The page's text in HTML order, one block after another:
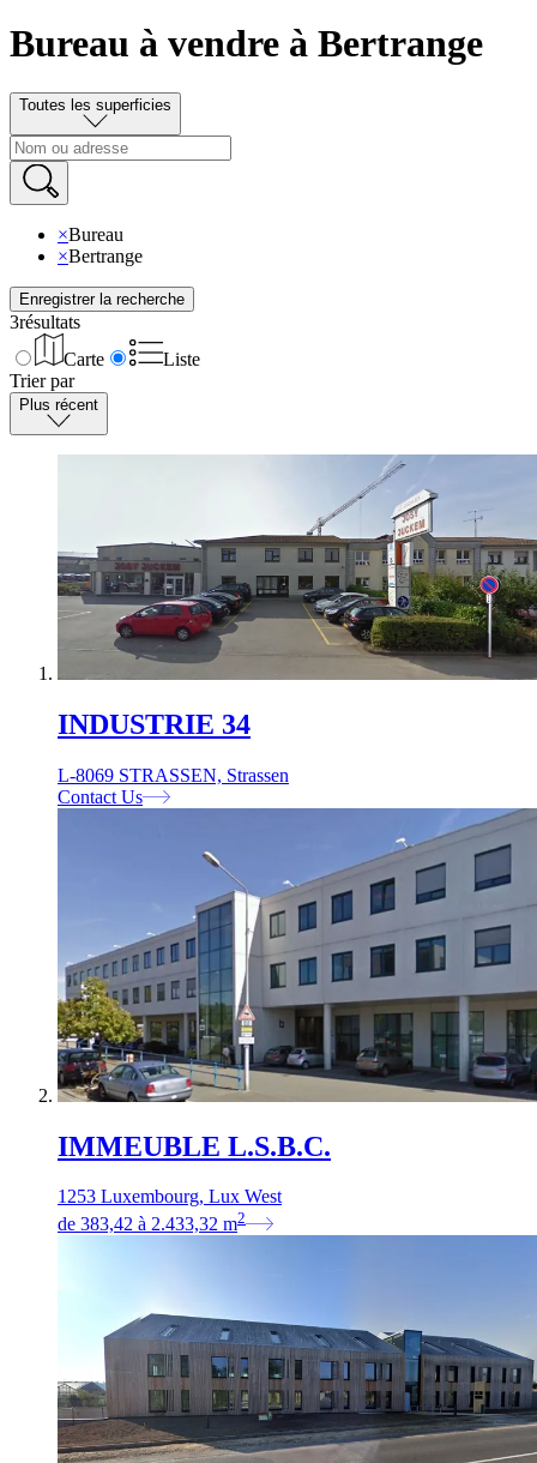
Bureau à vendre à Bertrange
Toutes les superficies
×Bureau
×Bertrange
Enregistrer la recherche
3résultats
Carte
Liste
Trier par
Plus récent
INDUSTRIE 34
L-8069 STRASSEN, Strassen
Contact Us
IMMEUBLE L.S.B.C.
1253 Luxembourg, Lux West
de 383,42 à 2.433,32 m2